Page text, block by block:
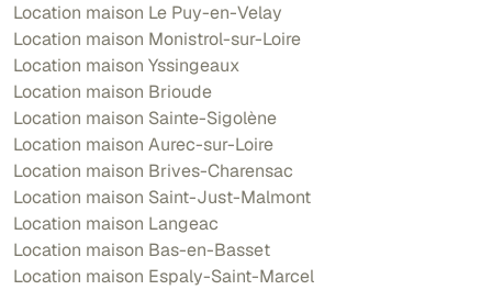
Location maison Le Puy-en-Velay
Location maison Monistrol-sur-Loire
Location maison Yssingeaux
Location maison Brioude
Location maison Sainte-Sigolène
Location maison Aurec-sur-Loire
Location maison Brives-Charensac
Location maison Saint-Just-Malmont
Location maison Langeac
Location maison Bas-en-Basset
Location maison Espaly-Saint-Marcel